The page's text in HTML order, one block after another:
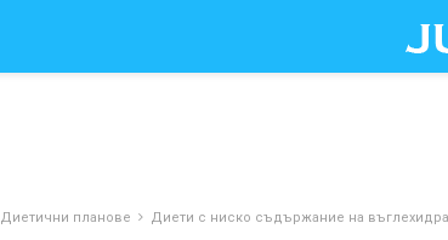
Диетични планове Диети с ниско съдържание на